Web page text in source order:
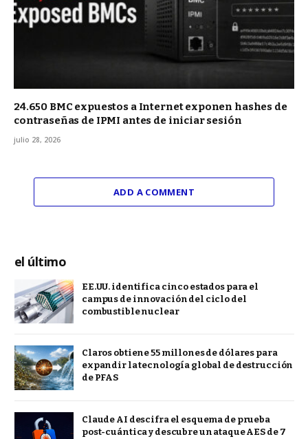
24.650 BMC expuestos a Internet exponen hashes de
contraseñas de IPMI antes de iniciar sesión
julio 28, 2026
ADD A COMMENT
el último
EE.UU. identifica cinco estados para el
campus de innovación del ciclo del
combustible nuclear
Claros obtiene 55 millones de dólares para
expandir la tecnología global de destrucción
de PFAS
Claude AI descifra el esquema de prueba
post-cuántica y descubre un ataque AES de 7